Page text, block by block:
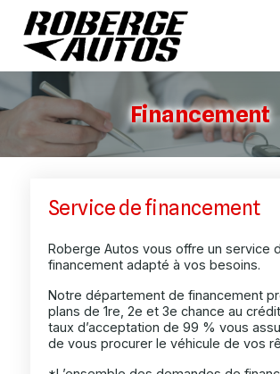
Financement
Service de financement
Roberge Autos vous offre un service
financement adapté à vos besoins.
Notre département de financement
plans de 1re, 2e et 3e chance au
taux d’acceptation de 99 % vous
de vous procurer le véhicule de vos